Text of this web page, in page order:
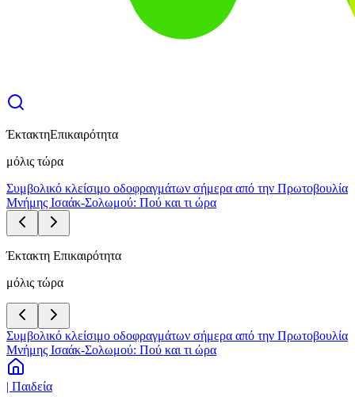
ΈκτακτηΕπικαιρότητα
μόλις τώρα
Συμβολικό κλείσιμο οδοφραγμάτων σήμερα από την Πρωτοβουλία
Μνήμης Ισαάκ-Σολωμού: Πού και τι ώρα
Έκτακτη Επικαιρότητα
μόλις τώρα
Συμβολικό κλείσιμο οδοφραγμάτων σήμερα από την Πρωτοβουλία
Μνήμης Ισαάκ-Σολωμού: Πού και τι ώρα
| Παιδεία